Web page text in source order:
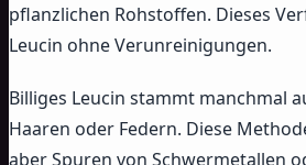
pflanzlichen Rohstoffen. Dieses
Leucin ohne Verunreinigungen.
Billiges Leucin stammt manchmal
Haaren oder Federn. Diese
aber Spuren von Schwermetallen